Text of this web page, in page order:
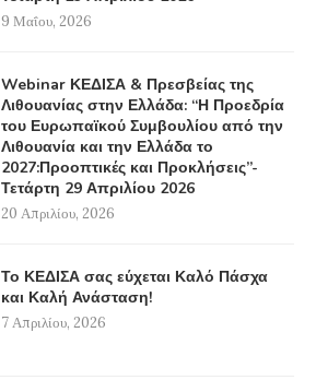
9 Μαΐου, 2026
Webinar ΚΕΔΙΣΑ & Πρεσβείας της
Λιθουανίας στην Ελλάδα: “Η Προεδρία
του Ευρωπαϊκού Συμβουλίου από την
Λιθουανία και την Ελλάδα το
2027:Προοπτικές και Προκλήσεις”-
Τετάρτη 29 Απριλίου 2026
20 Απριλίου, 2026
Το ΚΕΔΙΣΑ σας εύχεται Καλό Πάσχα
και Καλή Ανάσταση!
7 Απριλίου, 2026